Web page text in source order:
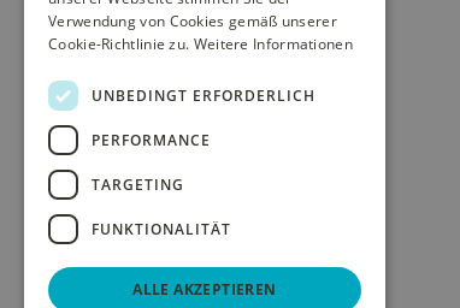
Verwendung von Cookies gemäß unserer
Cookie-Richtlinie zu. Weitere Informationen
UNBEDINGT ERFORDERLICH
PERFORMANCE
TARGETING
FUNKTIONALITÄT
ALLE AKZEPTIEREN